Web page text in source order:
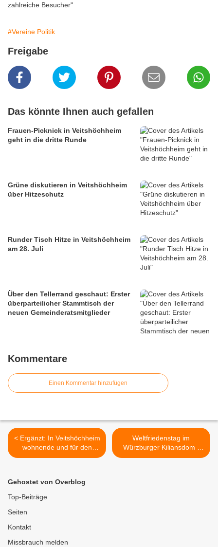
zahlreiche Besucher"
#Vereine Politik
Freigabe
Das könnte Ihnen auch gefallen
Frauen-Picknick in Veitshöchheim
geht in die dritte Runde
Grüne diskutieren in Veitshöchheim
über Hitzeschutz
Runder Tisch Hitze in Veitshöchheim
am 28. Juli
Über den Tellerrand geschaut: Erster
überparteilicher Stammtisch der
neuen Gemeinderatsmitglieder
Kommentare
Einen Kommentar hinzufügen
< Ergänzt: In Veitshöchheim
wohnende und für den
Gemeinderat kandidierende
Bundespräsidenten in den
Wissenschaftsrat berufen
Weltfriedenstag im
Würzburger Kiliansdom -
Wenn christlicher Glaube
Gehostet von Overblog
Top-Beiträge
Seiten
Kontakt
Missbrauch melden